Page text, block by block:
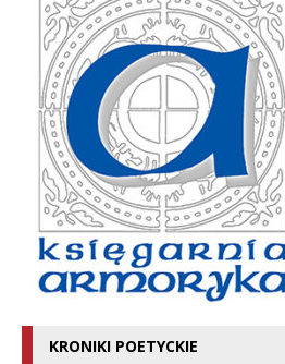
KRONIKI POETYCKIE